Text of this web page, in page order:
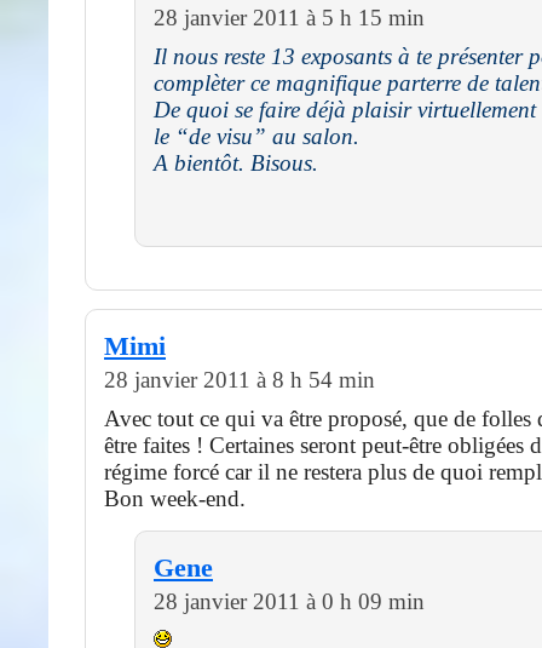
28 janvier 2011 à 5 h 15 min
Il nous reste 13 exposants à te présenter
complèter ce magnifique parterre de
De quoi se faire déjà plaisir virtuellement
le “de visu” au salon.
A bientôt. Bisous.
Mimi
28 janvier 2011 à 8 h 54 min
Avec tout ce qui va être proposé, que de folles
être faites ! Certaines seront peut-être obligées
régime forcé car il ne restera plus de quoi
Bon week-end.
Gene
28 janvier 2011 à 0 h 09 min